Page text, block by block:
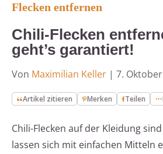
Flecken entfernen
Chili-Flecken
geht’s garantiert!
Von Maximilian Keller | 7.
Artikel zitieren Merken Teilen
Chili-Flecken auf der Kleidung
lassen sich mit einfachen Mitteln